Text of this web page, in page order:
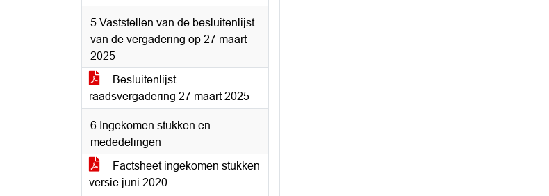
5 Vaststellen van de besluitenlijst
van de vergadering op 27 maart
2025
Besluitenlijst
raadsvergadering 27 maart 2025
6 Ingekomen stukken en
mededelingen
Factsheet ingekomen stukken
versie juni 2020